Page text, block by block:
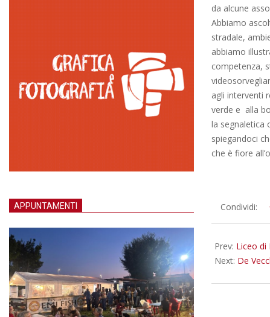
da alcune
Abbiamo
stradale,
abbiamo
competenza,
agli interventi
verde e alla
la segnaletica
spiegandoci
che è fiore
2016-
03-
Condividi:
Prev: Liceo di
Next: De
APPUNTAMENTI